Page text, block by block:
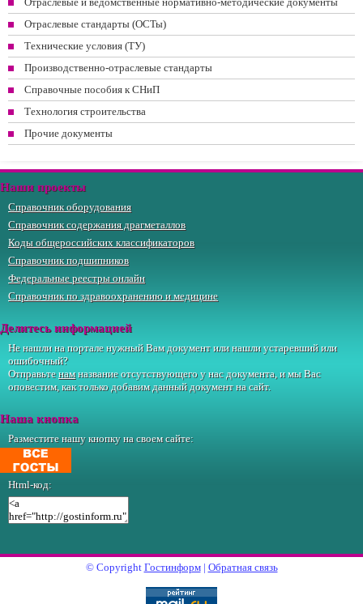
Отраслевые стандарты (ОСТы)
Технические условия (ТУ)
Производственно-отраслевые стандарты
Справочные пособия к СНиП
Технология строительства
Прочие документы
Наши проекты
Справочник оборудования
Справочник содержания драгметаллов
Коды общероссийских классификаторов
Справочник подшипников
Федеральные реестры онлайн
Справочник по здравоохранению и медицине
Делитесь информацией
Не нашли на портале нужный Вам документ или нашли устаревший или
ошибочный?
Отправьтенамназвание отсутствующего у нас документа, и мы Вас
оповестим, как только добавим данный документ на сайт.
Наша кнопка
Разместите нашу кнопку на своем сайте:
Html-код:
© Copyright Гостинформ| Обратная связь